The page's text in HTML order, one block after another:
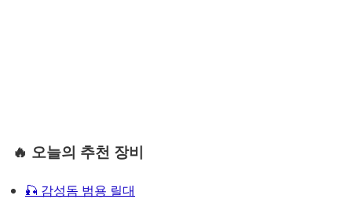
🔥 오늘의 추천 장비
🎣 감성돔 범용 릴대